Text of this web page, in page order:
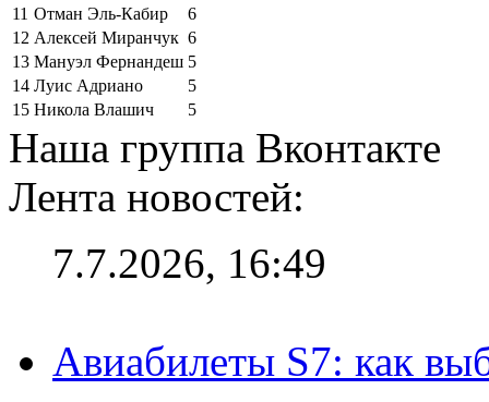
11 Отман Эль-Кабир
6
12 Алексей Миранчук 6
13 Мануэл Фернандеш 5
14 Луис Адриано
5
15 Никола Влашич 5
Наша группа Вконтакте
Лента новостей:
7.7.2026, 16:49
Авиабилеты S7: как